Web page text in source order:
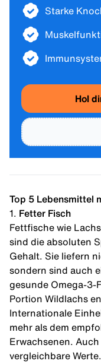
Starke
Hol
Top 5 Lebensmittel
1. Fetter Fisch
Fettfische wie Lachs
sind die absoluten
Gehalt. Sie liefern
sondern sind auch
gesunde Omega-3-
Portion Wildlachs
Internationale
mehr als dem
Erwachsenen.
vergleichbare Werte.